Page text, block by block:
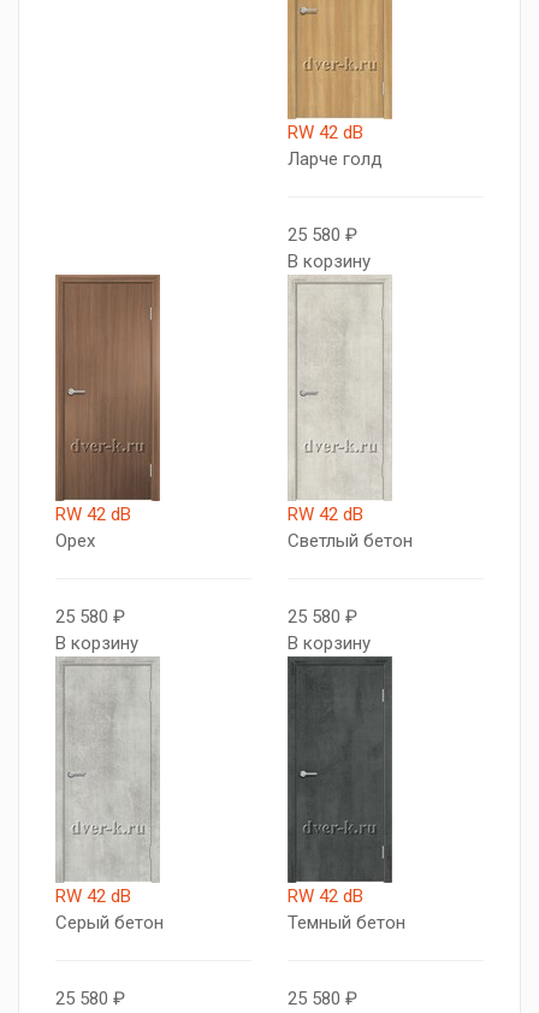
RW 42 dB
Ларче голд
25 580 ₽
В корзину
RW 42 dB
Орех
25 580 ₽
В корзину
RW 42 dB
Светлый бетон
25 580 ₽
В корзину
RW 42 dB
Серый бетон
25 580 ₽
RW 42 dB
Темный бетон
25 580 ₽